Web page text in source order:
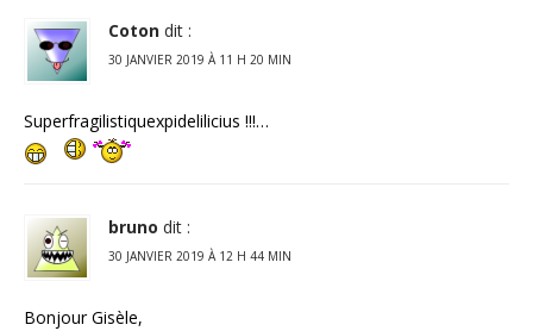
Coton dit :
30 JANVIER 2019 À 11 H 20 MIN
Superfragilistiquexpidelilicius !!!…
bruno dit :
30 JANVIER 2019 À 12 H 44 MIN
Bonjour Gisèle,